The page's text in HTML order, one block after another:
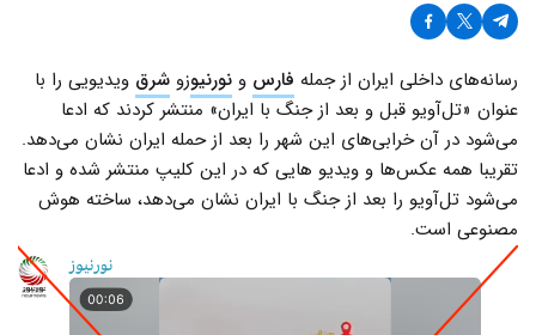
رسانه‌های داخلی ایران از جمله فارس و نورنیوزو شرق ویدیویی را با
عنوان «تل‌آویو قبل و بعد از جنگ با ایران» منتشر کردند که ادعا
می‌شود در آن خرابی‌های این شهر را بعد از حمله ایران نشان می‌دهد.
تقریبا همه عکس‌ها و ویدیو هایی که در این کلیپ منتشر شده و ادعا
می‌شود تل‌آویو را بعد از جنگ با ایران نشان می‌دهد، ساخته هوش
مصنوعی است.